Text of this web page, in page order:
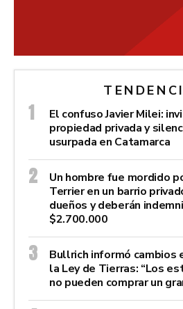
El confuso Javier Milei:
propiedad privada y
usurpada en Catamarca
Un hombre fue mordido
Terrier en un barrio
dueños y deberán
$2.700.000
Bullrich informó cambios
la Ley de Tierras: “Los
no pueden comprar un